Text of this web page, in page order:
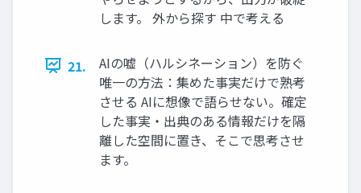
します。 外から探す 中で考える
21.
AIの嘘（ハルシネーション）を防ぐ
唯一の方法：集めた事実だけで熟考
させる AIに想像で語らせない。確定
した事実・出典のある情報だけを隔
離した空間に置き、そこで思考させ
ます。